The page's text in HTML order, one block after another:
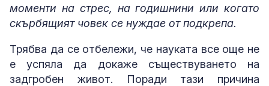
моменти на стрес, на годишнини или когато
скърбящият човек се нуждае от подкрепа.
Трябва да се отбележи, че науката все още не
е успяла да докаже съществуването на
задгробен живот. Поради тази причина